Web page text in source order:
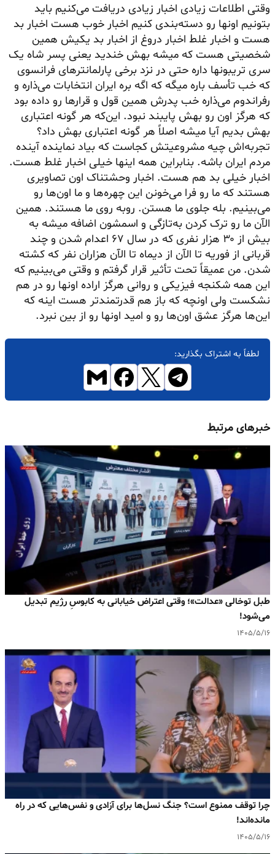
وقتی اطلاعات زیادی اخبار زیادی دریافت می‌کنیم باید
بتونیم اونها رو دسته‌بندی کنیم اخبار خوب هست اخبار بد
هست و اخبار غلط اخبار دروغ از اخبار بد یکیش همین
شخصیتی هست که میشه بهش خندید یعنی پسر شاه یک
سری تریبونها داره حتی در نزد برخی پارلمانترهای فرانسوی
که خب تأسف باره میگه که اگه بره ایران انتخابات می‌ذاره و
رفراندوم می‌ذاره خب پدرش همین قول و قرارها رو داده بود
که هرگز اون رو بهش پایبند نبود. این‌که هر گونه اعتباری
بهش بدیم آیا میشه اصلاً هر گونه اعتباری بهش داد؟
تجربه‌اش چیه مشروعیتش کجاست که بیاد نماینده آینده
مردم ایران باشه. بنابراین همه اینها خیلی اخبار غلط هست.
اخبار خیلی بد هم هست. اخبار وحشتناک اون تصاویری
هستند که ما رو فرا می‌خونن این چهره‌ها و ما اون‌ها رو
می‌بینیم. بله جلوی ما هستن. روبه روی ما هستند. همین
الآن ما رو ترک کردن به‌تازگی و اسمشون اضافه میشه به
بیش از ۳۰ هزار نفری که در سال ۶۷ اعدام شدن و چند
قربانی از فوریه تا الآن از دیماه تا الآن هزاران نفر که کشته
شدن. من عمیقاً تحت تأثیر قرار گرفتم و وقتی می‌بینیم که
این همه شکنجه فیزیکی و روانی هرگز اراده اونها رو در هم
نشکست ولی اونچه که باز هم قدرتمندتر هست اینه که
این‌ها هرگز عشق اون‌ها رو و امید اونها رو از بین نبرد.
لطفاً به اشتراک بگذارید:
خبرهای مرتبط
طبل توخالی «عدالت»؛ وقتی اعتراض خیابانی به کابوسِ رژیم تبدیل
می‌شود!
۱۴۰۵/۵/۱۶
چرا توقف ممنوع است؟ جنگ نسل‌ها برای آزادی و نفس‌هایی که در راه
مانده‌اند!
۱۴۰۵/۵/۱۶